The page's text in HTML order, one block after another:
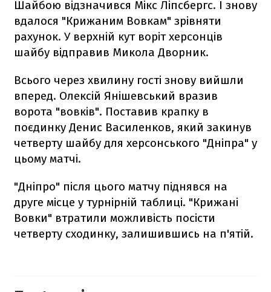
Шайбою відзначився Мікс Ліпсбергс. І знову
вдалося "Крижаним Вовкам" зрівняти
рахунок. У верхній кут воріт херсонців
шайбу відправив Микола Дворник.
Всього через хвилину гості знову вийшли
вперед. Олексій Янішевський вразив
ворота "вовків". Поставив крапку в
поєдинку Денис Василенков, який закинув
четверту шайбу для херсонського "Дніпра" у
цьому матчі.
"Дніпро" після цього матчу піднявся на
друге місце у турнірній таблиці. "Крижані
Вовки" втратили можливість посісти
четверту сходинку, залишившись на п'ятій.